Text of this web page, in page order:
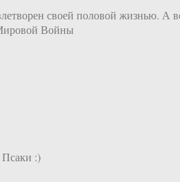
своей половой жизнью. А
Войны
:)